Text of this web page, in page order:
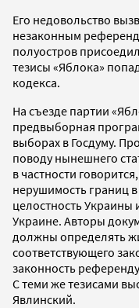
Его недовольство
незаконным
полуостров
тезисы «Яблока»
кодекса.
На съезде партии
предвыборная
выборах в Госдуму.
поводу нынешнего
в частности
нерушимость границ
целостность Украины
Украине. Авторы
должны определять
соответствующего
законность
С теми же тезисами
Явлинский.